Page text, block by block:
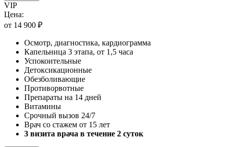
VIP
Цена:
от 14 900 ₽
Осмотр, диагностика, кардиограмма
Капельница 3 этапа, от 1,5 часа
Успокоительные
Детоксикационные
Обезболивающие
Противорвотные
Препараты на 14 дней
Витамины
Срочный вызов 24/7
Врач со стажем от 15 лет
3 визита врача в течение 2 суток